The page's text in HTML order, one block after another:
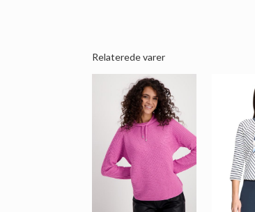
Relaterede varer